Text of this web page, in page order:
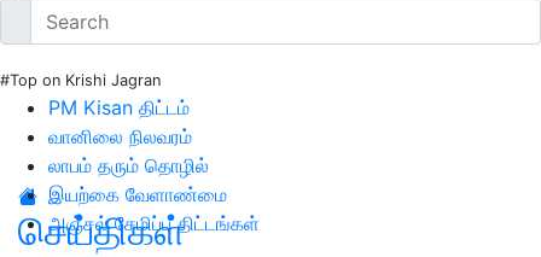
#Top on Krishi Jagran
PM Kisan திட்டம்
வானிலை நிலவரம்
லாபம் தரும் தொழில்
இயற்கை வேளாண்மை
அஞ்சல் சேமிப்பு திட்டங்கள்
செய்திகள்